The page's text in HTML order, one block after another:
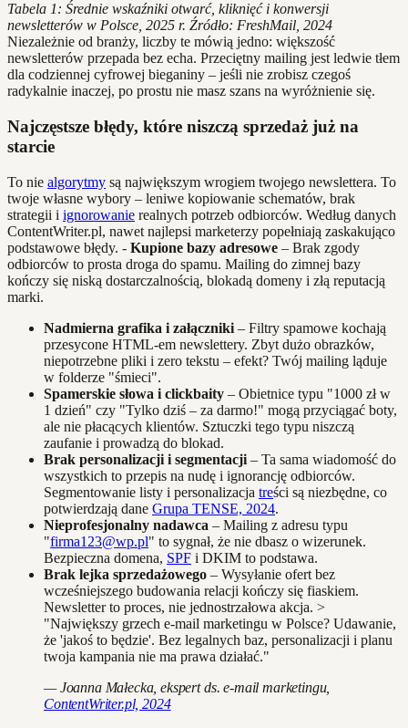
Tabela 1: Średnie wskaźniki otwarć, kliknięć i konwersji
newsletterów w Polsce, 2025 r. Źródło: FreshMail, 2024
Niezależnie od branży, liczby te mówią jedno: większość
newsletterów przepada bez echa. Przeciętny mailing jest ledwie tłem
dla codziennej cyfrowej bieganiny – jeśli nie zrobisz czegoś
radykalnie inaczej, po prostu nie masz szans na wyróżnienie się.
Najczęstsze błędy, które niszczą sprzedaż już na
starcie
To nie algorytmy są największym wrogiem twojego newslettera. To
twoje własne wybory – leniwe kopiowanie schematów, brak
strategii i ignorowanie realnych potrzeb odbiorców. Według danych
ContentWriter.pl, nawet najlepsi marketerzy popełniają zaskakująco
podstawowe błędy. - Kupione bazy adresowe – Brak zgody
odbiorców to prosta droga do spamu. Mailing do zimnej bazy
kończy się niską dostarczalnością, blokadą domeny i złą reputacją
marki.
Nadmierna grafika i załączniki – Filtry spamowe kochają
przesycone HTML-em newslettery. Zbyt dużo obrazków,
niepotrzebne pliki i zero tekstu – efekt? Twój mailing ląduje
w folderze "śmieci".
Spamerskie słowa i clickbaity – Obietnice typu "1000 zł w
1 dzień" czy "Tylko dziś – za darmo!" mogą przyciągać boty,
ale nie płacących klientów. Sztuczki tego typu niszczą
zaufanie i prowadzą do blokad.
Brak personalizacji i segmentacji – Ta sama wiadomość do
wszystkich to przepis na nudę i ignorancję odbiorców.
Segmentowanie listy i personalizacja treści są niezbędne, co
potwierdzają dane Grupa TENSE, 2024.
Nieprofesjonalny nadawca – Mailing z adresu typu
"firma123@wp.pl" to sygnał, że nie dbasz o wizerunek.
Bezpieczna domena, SPF i DKIM to podstawa.
Brak lejka sprzedażowego – Wysyłanie ofert bez
wcześniejszego budowania relacji kończy się fiaskiem.
Newsletter to proces, nie jednostrzałowa akcja. >
"Największy grzech e-mail marketingu w Polsce? Udawanie,
że 'jakoś to będzie'. Bez legalnych baz, personalizacji i planu
twoja kampania nie ma prawa działać."
— Joanna Małecka, ekspert ds. e-mail marketingu,
ContentWriter.pl, 2024